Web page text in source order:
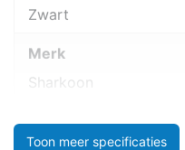
Zwart
Merk
Sharkoon
Toon meer specificaties